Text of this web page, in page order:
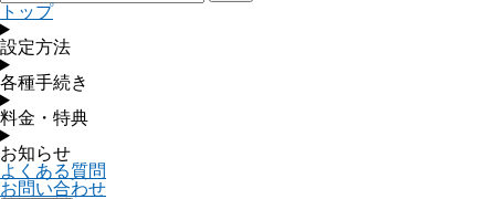
トップ
設定方法
各種手続き
料金・特典
お知らせ
よくある質問
お問い合わせ